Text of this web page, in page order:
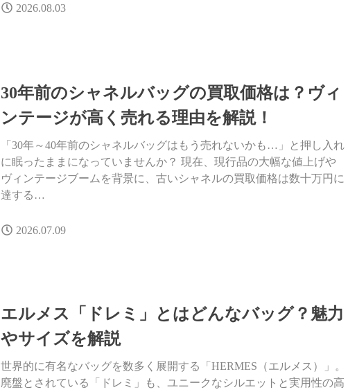
2026.08.03
30年前のシャネルバッグの買取価格は？ヴィ
ンテージが高く売れる理由を解説！
「30年～40年前のシャネルバッグはもう売れないかも…」と押し入れ
に眠ったままになっていませんか？ 現在、現行品の大幅な値上げや
ヴィンテージブームを背景に、古いシャネルの買取価格は数十万円に
達する…
2026.07.09
エルメス「ドレミ」とはどんなバッグ？魅力
やサイズを解説
世界的に有名なバッグを数多く展開する「HERMES（エルメス）」。
廃盤とされている「ドレミ」も、ユニークなシルエットと実用性の高